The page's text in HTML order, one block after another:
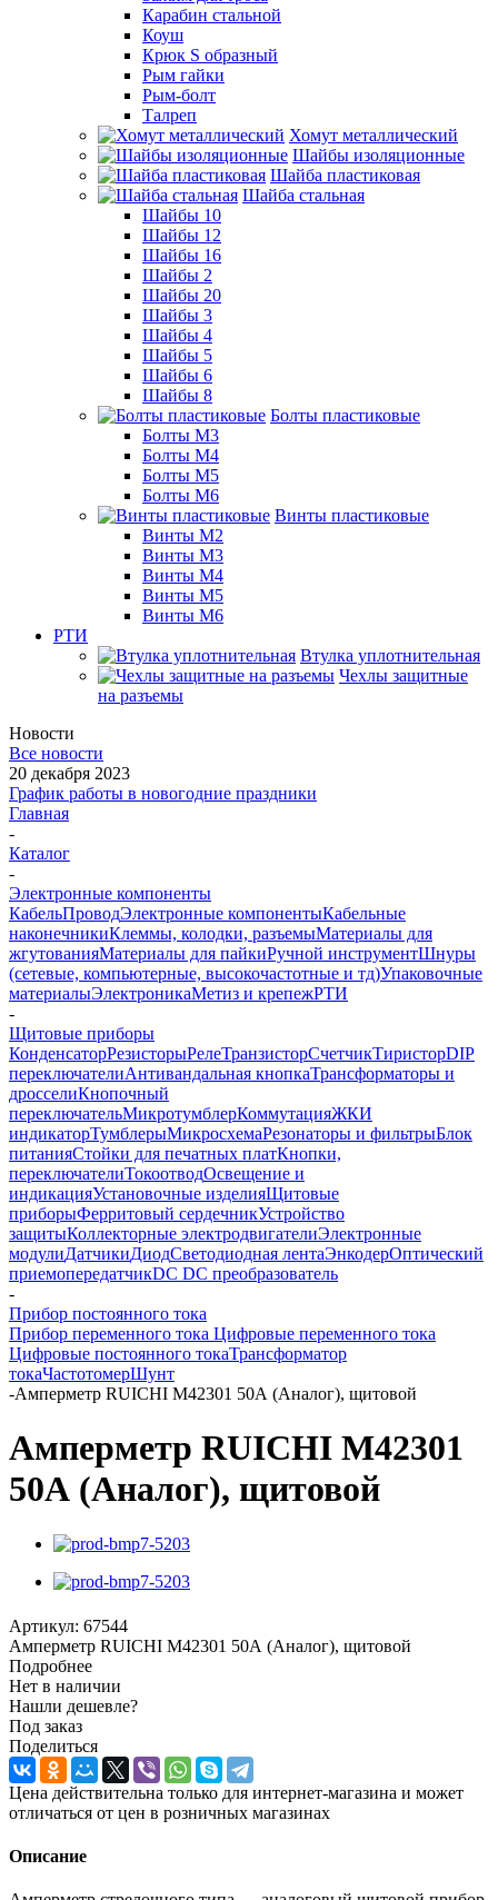
Карабин стальной
Коуш
Крюк S образный
Рым гайки
Рым-болт
Талреп
Хомут металлический
Шайбы изоляционные
Шайба пластиковая
Шайба стальная
Шайбы 10
Шайбы 12
Шайбы 16
Шайбы 2
Шайбы 20
Шайбы 3
Шайбы 4
Шайбы 5
Шайбы 6
Шайбы 8
Болты пластиковые
Болты М3
Болты М4
Болты М5
Болты М6
Винты пластиковые
Винты М2
Винты М3
Винты М4
Винты М5
Винты М6
РТИ
Втулка уплотнительная
Чехлы защитные
на разъемы
Новости
Все новости
20 декабря 2023
График работы в новогодние праздники
Главная
-
Каталог
-
Электронные компоненты
КабельПроводЭлектронные компонентыКабельные
наконечникиКлеммы, колодки, разъемыМатериалы для
жгутованияМатериалы для пайкиРучной инструментШнуры
(сетевые, компьютерные, высокочастотные и тд)Упаковочные
материалыЭлектроникаМетиз и крепежРТИ
-
Щитовые приборы
КонденсаторРезисторыРелеТранзисторСчетчикТиристорDIP
переключателиАнтивандальная кнопкаТрансформаторы и
дросселиКнопочный
переключательМикротумблерКоммутацияЖКИ
индикаторТумблерыМикросхемаРезонаторы и фильтрыБлок
питанияСтойки для печатных платКнопки,
переключателиТокоотводОсвещение и
индикацияУстановочные изделияЩитовые
приборыФерритовый сердечникУстройство
защитыКоллекторные электродвигателиЭлектронные
модулиДатчикиДиодСветодиодная лентаЭнкодерОптический
приемопередатчикDC DC преобразователь
-
Прибор постоянного тока
Прибор переменного тока Цифровые переменного тока
Цифровые постоянного токаТрансформатор
токаЧастотомерШунт
-Амперметр RUICHI М42301 50А (Аналог), щитовой
Амперметр RUICHI М42301
50А (Аналог), щитовой
Артикул: 67544
Амперметр RUICHI М42301 50А (Аналог), щитовой
Подробнее
Нет в наличии
Нашли дешевле?
Под заказ
Поделиться
Цена действительна только для интернет-магазина и может
отличаться от цен в розничных магазинах
Описание